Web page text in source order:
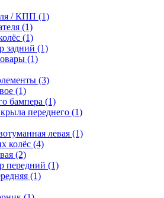
/ КПП (1)
(1)
(1)
задний (1)
(1)
(3)
(1)
бампера (1)
переднего (1)
левая (1)
колёс (4)
(2)
передний (1)
(1)